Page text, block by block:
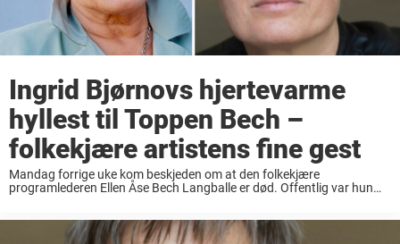
Ingrid Bjørnovs hjertevarme
hyllest til Toppen Bech –
folkekjære artistens fine gest
Mandag forrige uke kom beskjeden om at den folkekjære
programlederen Ellen Åse Bech Langballe er død. Offentlig var hun